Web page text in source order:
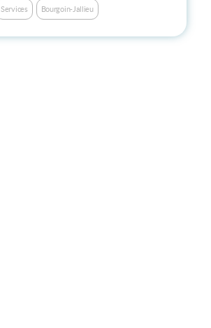
Services Bourgoin-Jallieu